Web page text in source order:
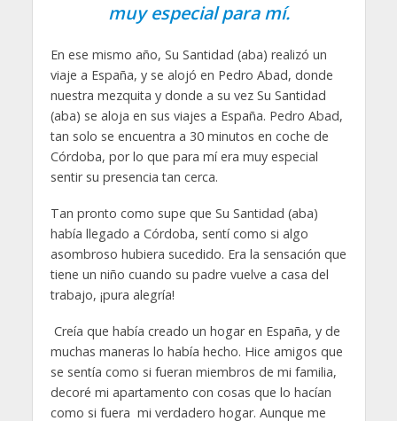
muy especial para mí.
En ese mismo año, Su Santidad (aba) realizó un
viaje a España, y se alojó en Pedro Abad, donde
nuestra mezquita y donde a su vez Su Santidad
(aba) se aloja en sus viajes a España. Pedro Abad,
tan solo se encuentra a 30 minutos en coche de
Córdoba, por lo que para mí era muy especial
sentir su presencia tan cerca.
Tan pronto como supe que Su Santidad (aba)
había llegado a Córdoba, sentí como si algo
asombroso hubiera sucedido. Era la sensación que
tiene un niño cuando su padre vuelve a casa del
trabajo, ¡pura alegría!
Creía que había creado un hogar en España, y de
muchas maneras lo había hecho. Hice amigos que
se sentía como si fueran miembros de mi familia,
decoré mi apartamento con cosas que lo hacían
como si fuera mi verdadero hogar. Aunque me